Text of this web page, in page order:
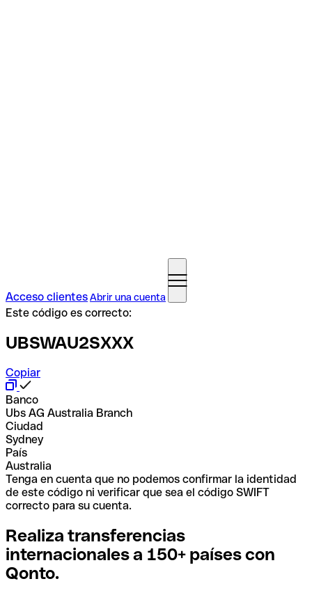
Acceso clientesAbrir una cuenta
Este código es correcto:
UBSWAU2SXXX
Copiar
Banco
Ubs AG Australia Branch
Ciudad
Sydney
País
Australia
Tenga en cuenta que no podemos confirmar la identidad
de este código ni verificar que sea el código SWIFT
correcto para su cuenta.
Realiza transferencias
internacionales a 150+ países con
Qonto.